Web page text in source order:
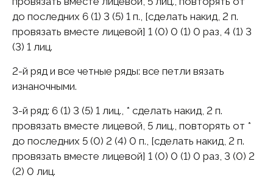
до последних 6 (1) 3 (5) 1 п., [сделать накид, 2 п.
провязать вместе лицевой] 1 (0) 0 (1) 0 раз, 4 (1) 3
(3) 1 лиц.
2-й pяд и все четные ряды: все петли вязать
изнаночными.
3-й pяд: 6 (1) 3 (5) 1 лиц., * сделать накид, 2 п.
провязать вместе лицевой, 5 лиц., повторять от *
до последних 5 (0) 2 (4) 0 п., [сделать накид, 2 п.
провязать вместе лицевой] 1 (0) 0 (1) 0 раз, 3 (0) 2
(2) 0 лиц.